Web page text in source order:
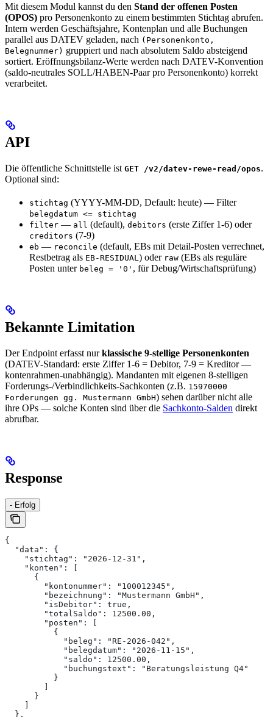
Mit diesem Modul kannst du den Stand der offenen Posten
(OPOS) pro Personenkonto zu einem bestimmten Stichtag abrufen.
Intern werden Geschäftsjahre, Kontenplan und alle Buchungen
parallel aus DATEV geladen, nach (Personenkonto,
Belegnummer) gruppiert und nach absolutem Saldo absteigend
sortiert. Eröffnungsbilanz-Werte werden nach DATEV-Konvention
(saldo-neutrales SOLL/HABEN-Paar pro Personenkonto) korrekt
verarbeitet.
API
Die öffentliche Schnittstelle ist GET /v2/datev-rewe-read/opos.
Optional sind:
stichtag (YYYY-MM-DD, Default: heute) — Filter
belegdatum <= stichtag
filter — all (default), debitors (erste Ziffer 1-6) oder
creditors (7-9)
eb — reconcile (default, EBs mit Detail-Posten verrechnet,
Restbetrag als EB-RESIDUAL ) oder raw (EBs als reguläre
Posten unter beleg = '0' , für Debug/Wirtschaftsprüfung)
Bekannte Limitation
Der Endpoint erfasst nurklassische 9-stellige Personenkonten
(DATEV-Standard: erste Ziffer 1-6 = Debitor, 7-9 = Kreditor —
kontenrahmen-unabhängig). Mandanten mit eigenen 8-stelligen
Forderungs-/Verbindlichkeits-Sachkonten (z.B. 15970000
Forderungen gg. Mustermann GmbH) sehen darüber nicht alle
ihre OPs — solche Konten sind über die Sachkonto-Salden direkt
abrufbar.
Response
- Erfolg
{
  "data": {
    "stichtag": "2026-12-31",
    "konten": [
      {
        "kontonummer": "100012345",
        "bezeichnung": "Mustermann GmbH",
        "isDebitor": true,
        "totalSaldo": 12500.00,
        "posten": [
          {
            "beleg": "RE-2026-042",
            "belegdatum": "2026-11-15",
            "saldo": 12500.00,
            "buchungstext": "Beratungsleistung Q4"
          }
        ]
      }
    ]
  },